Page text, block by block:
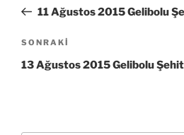
Yazı11 Ağustos 2015 Gelibolu
Sonraki
Yazı
SONRAKI
13 Ağustos 2015 Gelibolu